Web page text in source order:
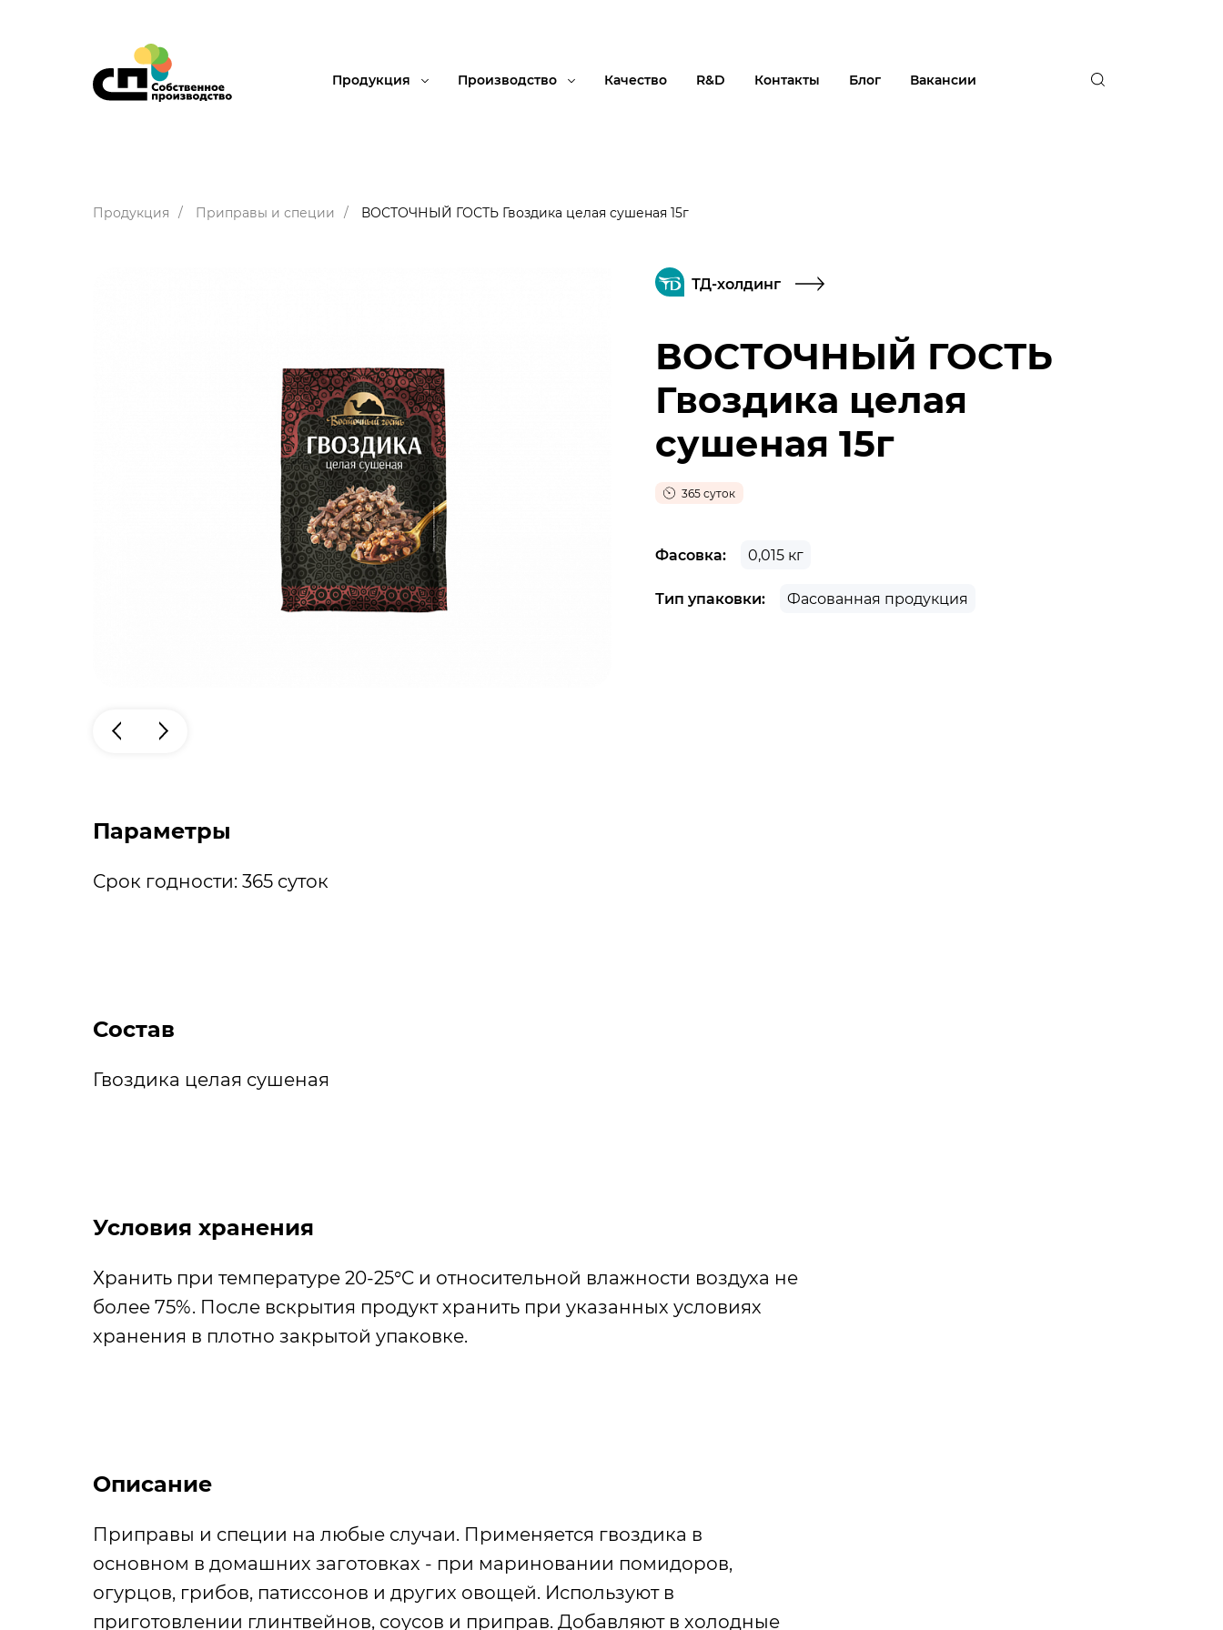
Продукция Производство Качество R&D Контакты Блог Вакансии
Продукция Приправы и специи ВОСТОЧНЫЙ ГОСТЬ Гвоздика целая сушеная 15г
ТД-холдинг
ВОСТОЧНЫЙ ГОСТЬ
Гвоздика целая
сушеная 15г
365 суток
Фасовка: 0,015 кг
Тип упаковки: Фасованная продукция
Параметры
Срок годности: 365 суток
Состав
Гвоздика целая сушеная
Условия хранения
Хранить при температуре 20-25°C и относительной влажности воздуха не
более 75%. После вскрытия продукт хранить при указанных условиях
хранения в плотно закрытой упаковке.
Описание
Приправы и специи на любые случаи. Применяется гвоздика в
основном в домашних заготовках - при мариновании помидоров,
огурцов, грибов, патиссонов и других овощей. Используют в
приготовлении глинтвейнов, соусов и приправ. Добавляют в холодные